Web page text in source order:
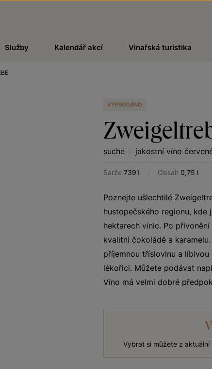
Služby Kalendář akcí Vinařská turistika
VYPRODÁNO
suché / jakostní víno
Šarže 7391 / Obsah 0,75 l
Poznejte ušlechtilé
hustopečského regionu,
hektarech vinic. Po
kvalitní čokoládě a
příjemnou tříslovinu a
lékořici. Můžete podávat
Víno má velmi dobré
Vybrat si můžete z